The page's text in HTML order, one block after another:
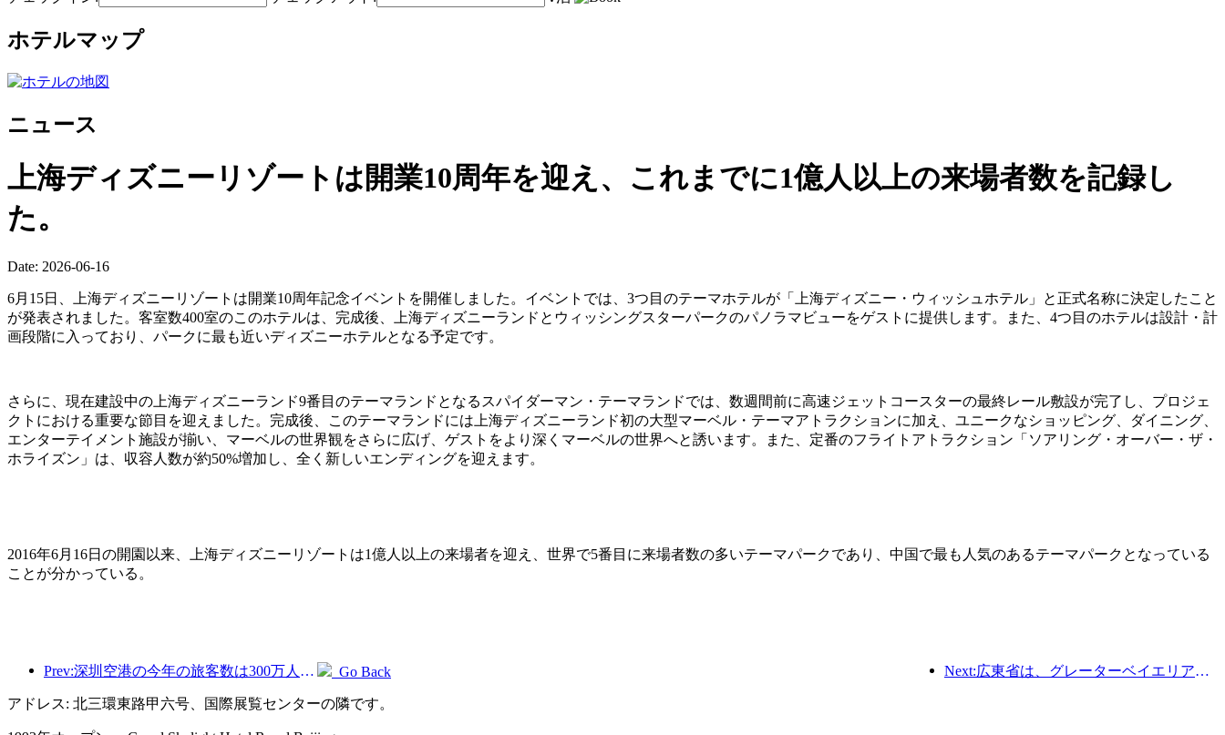
ホテルマップ
ニュース
上海ディズニーリゾートは開業10周年を迎え、これまでに1億人以上の来場者数を記録し
た。
Date: 2026-06-16
6月15日、上海ディズニーリゾートは開業10周年記念イベントを開催しました。イベントでは、3つ目のテーマホテルが「上海ディズニー・ウィッシュホテル」と正式名称に決定したこと
が発表されました。客室数400室のこのホテルは、完成後、上海ディズニーランドとウィッシングスターパークのパノラマビューをゲストに提供します。また、4つ目のホテルは設計・計
画段階に入っており、パークに最も近いディズニーホテルとなる予定です。
さらに、現在建設中の上海ディズニーランド9番目のテーマランドとなるスパイダーマン・テーマランドでは、数週間前に高速ジェットコースターの最終レール敷設が完了し、プロジェ
クトにおける重要な節目を迎えました。完成後、このテーマランドには上海ディズニーランド初の大型マーベル・テーマアトラクションに加え、ユニークなショッピング、ダイニング、
エンターテイメント施設が揃い、マーベルの世界観をさらに広げ、ゲストをより深くマーベルの世界へと誘います。また、定番のフライトアトラクション「ソアリング・オーバー・ザ・
ホライズン」は、収容人数が約50%増加し、全く新しいエンディングを迎えます。
2016年6月16日の開園以来、上海ディズニーリゾートは1億人以上の来場者を迎え、世界で5番目に来場者数の多いテーマパークであり、中国で最も人気のあるテーマパークとなっている
ことが分かっている。
Prev:深圳空港の今年の旅客数は300万人を超え、同期間の新記録を樹立した。 Next:広東省は、グレーターベイエリアを世界クラスの観光地にするためのサービス産業能力拡大計画を発表した。
Go Back
アドレス: 北三環東路甲六号、国際展覧センターの隣です。